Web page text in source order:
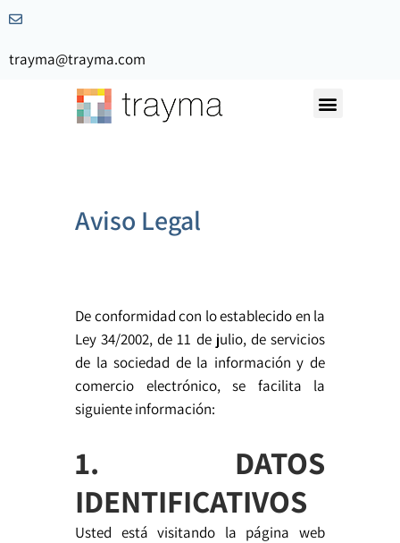
trayma@trayma.com
Aviso Legal
De conformidad con lo establecido en la
Ley 34/2002, de 11 de julio, de servicios
de la sociedad de la información y de
comercio electrónico, se facilita la
siguiente información:
1. DATOS
IDENTIFICATIVOS
Usted está visitando la página web